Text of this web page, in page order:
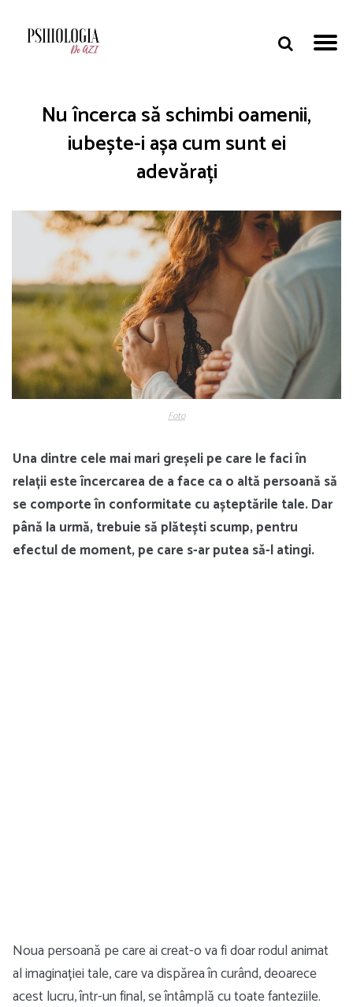
Nu încerca să schimbi oamenii,
iubește-i așa cum sunt ei
adevărați
Foto
Una dintre cele mai mari greșeli pe care le faci în
relații este încercarea de a face ca o altă persoană să
se comporte în conformitate cu așteptările tale. Dar
până la urmă, trebuie să plătești scump, pentru
efectul de moment, pe care s-ar putea să-l atingi.
Noua persoană pe care ai creat-o va fi doar rodul animat
al imaginației tale, care va dispărea în curând, deoarece
acest lucru, într-un final, se întâmplă cu toate fanteziile.